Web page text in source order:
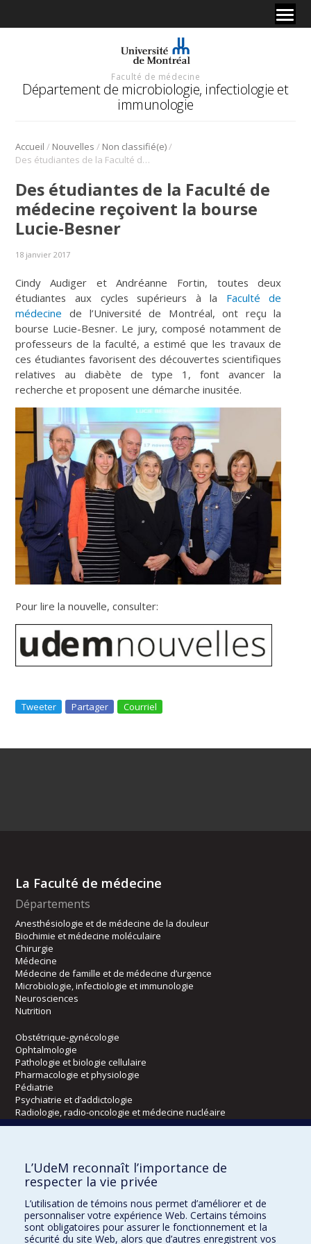
Faculté de médecine
Département de microbiologie, infectiologie et
immunologie
Accueil / Nouvelles / Non classifié(e)/
Des étudiantes de la Faculté de médecine reçoivent la bourse Lucie-Besner
Des étudiantes de la Faculté de
médecine reçoivent la bourse
Lucie-Besner
18 janvier 2017
Cindy Audiger et Andréanne Fortin, toutes deux
étudiantes aux cycles supérieurs à la Faculté de
médecine de l’Université de Montréal, ont reçu la
bourse Lucie-Besner. Le jury, composé notamment de
professeurs de la faculté, a estimé que les travaux de
ces étudiantes favorisent des découvertes scientifiques
relatives au diabète de type 1, font avancer la
recherche et proposent une démarche inusitée.
Pour lire la nouvelle, consulter:
Tweeter Partager Courriel
La Faculté de médecine
Départements
Anesthésiologie et de médecine de la douleur
Biochimie et médecine moléculaire
Chirurgie
Médecine
Médecine de famille et de médecine d’urgence
Microbiologie, infectiologie et immunologie
Neurosciences
Nutrition
Obstétrique-gynécologie
Ophtalmologie
Pathologie et biologie cellulaire
Pharmacologie et physiologie
Pédiatrie
Psychiatrie et d’addictologie
Radiologie, radio-oncologie et médecine nucléaire
Kinésiologie et des sciences de l’activité physique
Orthophonie et audiologie
Réadaptation
Directions
L’UdeM reconnaît l’importance de
respecter la vie privée
L’utilisation de témoins nous permet d’améliorer et de
personnaliser votre expérience Web. Certains témoins
sont obligatoires pour assurer le fonctionnement et la
sécurité du site Web, alors que d’autres enregistrent vos